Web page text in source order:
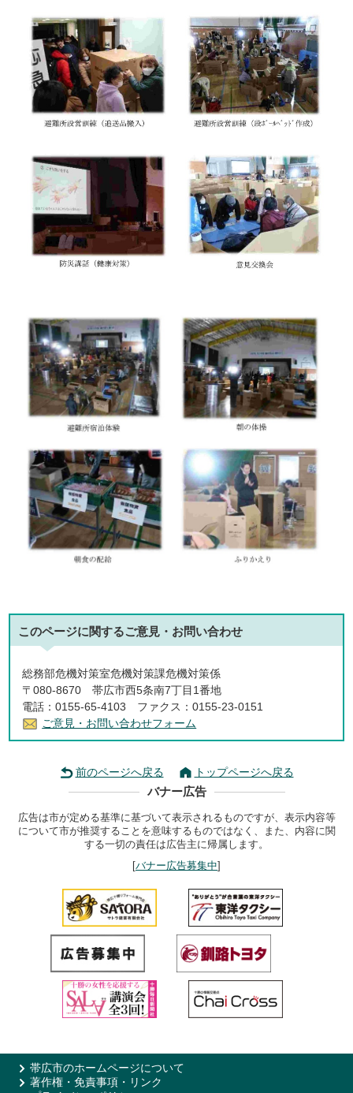
このページに関するご意見・お問い合わせ
総務部危機対策室危機対策課危機対策係
〒080-8670 帯広市西5条南7丁目1番地
電話：0155-65-4103 ファクス：0155-23-0151
ご意見・お問い合わせフォーム
前のページへ戻る トップページへ戻る
バナー広告
広告は市が定める基準に基づいて表示されるものですが、表示内容等
について市が推奨することを意味するものではなく、また、内容に関
する一切の責任は広告主に帰属します。
[バナー広告募集中]
帯広市のホームページについて
著作権・免責事項・リンク